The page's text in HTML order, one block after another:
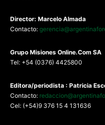
Director: Marcelo Almada
Contacto:
Grupo Misiones Online.Com SA
Tel: +54 (0376) 4425800
Editora/periodista : Patricia
Contacto:
Cel: (+54)9 376 15 4 131636